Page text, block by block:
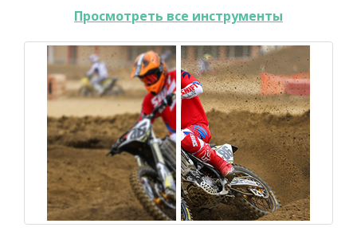
Просмотреть все инструменты